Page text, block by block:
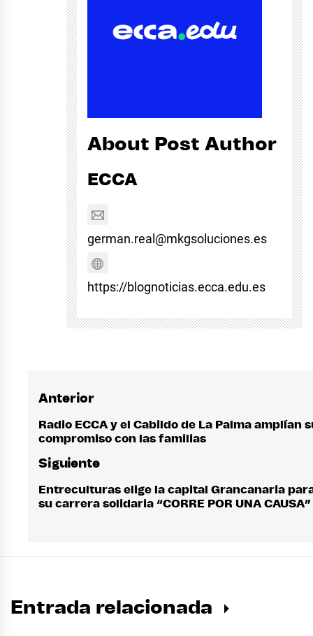
About Post Author
ECCA
german.real@mkgsoluciones.es
https://blognoticias.ecca.edu.es
Navegación
de
Anterior
Entrada
anterior:
Radio ECCA y el Cabildo de La Palma amplían
compromiso con las familias
Siguiente
Entrada
siguiente:
Entreculturas elige la capital Grancanaria
su carrera solidaria “CORRE POR UNA CAUSA”
Entrada relacionada